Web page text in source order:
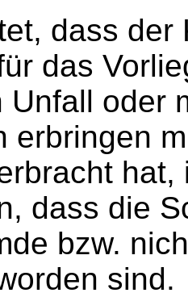
dass
das
Unfall oder
erbringen
dass die
bzw.
sind.